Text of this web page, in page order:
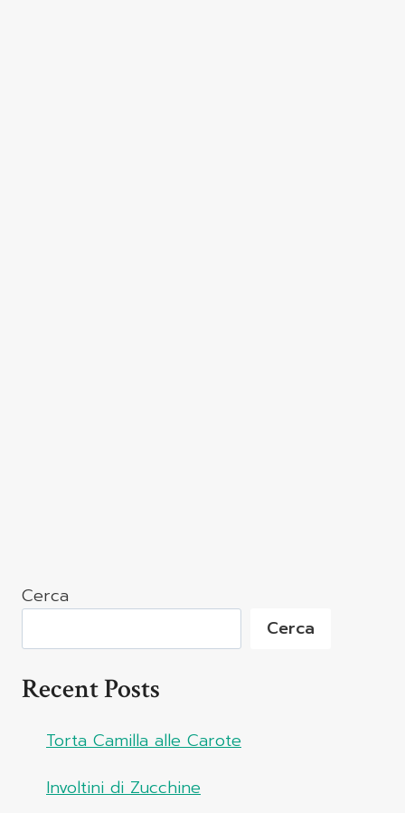
Cerca
Cerca
Recent Posts
Torta Camilla alle Carote
Involtini di Zucchine